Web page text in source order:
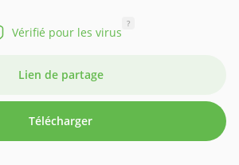
Vérifié pour les virus
?
Lien de partage
Télécharger